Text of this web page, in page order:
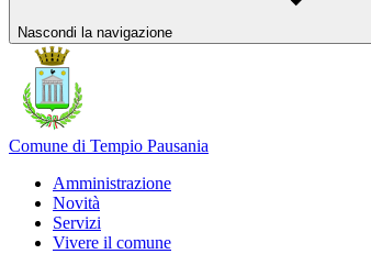
Nascondi la navigazione
Comune di Tempio Pausania
Amministrazione
Novità
Servizi
Vivere il comune